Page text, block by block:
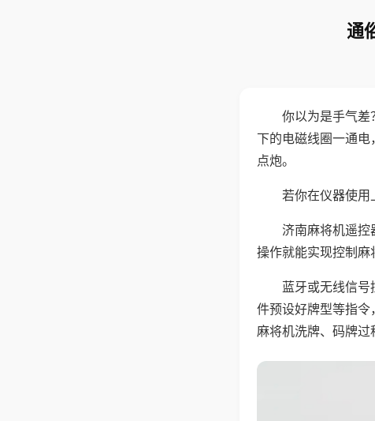
通
你以为是手气差
下的电磁线圈一通电
点炮。
若你在仪器使用
济南麻将机遥控
操作就能实现控制麻
蓝牙或无线信
件预设好牌型等指
麻将机洗牌、码牌过